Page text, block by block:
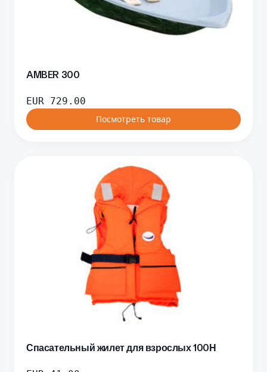
AMBER 300
EUR 729.00
Посмотреть товар
Спасательный жилет для взрослых 100Н